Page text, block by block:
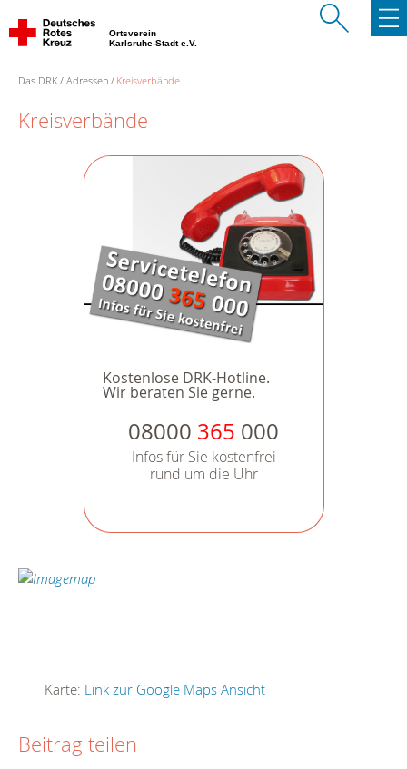
Ortsverein
Karlsruhe-Stadt e.V.
Das DRK Adressen Kreisverbände
Kreisverbände
Kostenlose DRK-Hotline.
Wir beraten Sie gerne.
08000 365 000
Infos für Sie kostenfrei
rund um die Uhr
Karte: Link zur Google Maps Ansicht
Beitrag teilen